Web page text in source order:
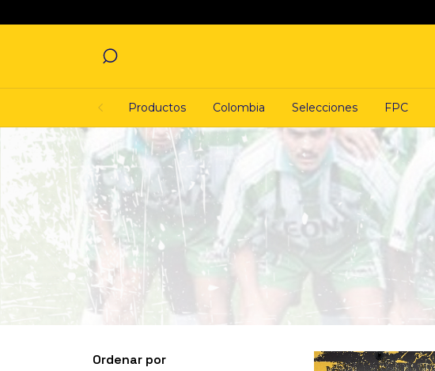
Productos Colombia Selecciones FPC
Ordenar por